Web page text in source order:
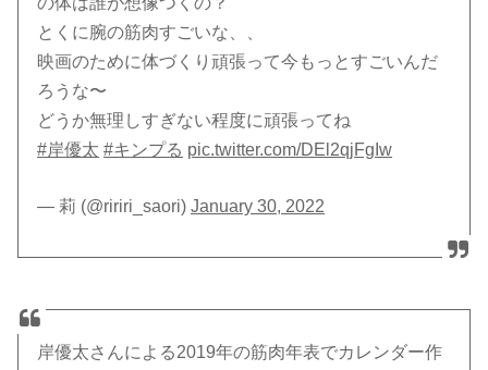
とくに腕の筋肉すごいな、、
映画のために体づくり頑張って今もっとすごいんだ
ろうな〜
どうか無理しすぎない程度に頑張ってね
#岸優太 #キンプる pic.twitter.com/DEl2qjFgIw
— 莉 (@ririri_saori)January 30, 2022
岸優太さんによる2019年の筋肉年表でカレンダー作